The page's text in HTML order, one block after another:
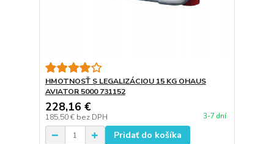
HMOTNOSŤ S LEGALIZÁCIOU 15 KG OHAUS
AVIATOR 5000 731152
228,16 €
185,50 € bez DPH 3-7 dní
Pridať do košíka